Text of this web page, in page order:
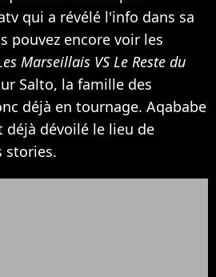
qui a révélé l'info dans sa
pouvez encore voir les
Marseillais VS Le Reste du
Salto, la famille des
déjà en tournage. Aqababe
déjà dévoilé le lieu de
stories.